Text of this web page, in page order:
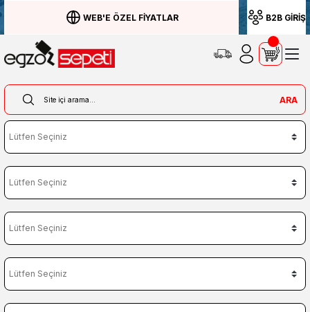
WEB'E ÖZEL FİYATLAR B2B GİRİŞ
ARA